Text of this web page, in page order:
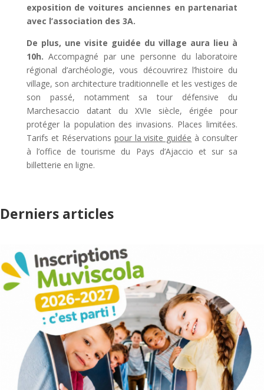
exposition de voitures anciennes en partenariat
avec l’association des 3A.
De plus, une visite guidée du village aura lieu à
10h. Accompagné par une personne du laboratoire
régional d’archéologie, vous découvrirez l’histoire du
village, son architecture traditionnelle et les vestiges de
son passé, notamment sa tour défensive du
Marchesaccio datant du XVIe siècle, érigée pour
protéger la population des invasions. Places limitées.
Tarifs et Réservations pour la visite guidée à consulter
à l’office de tourisme du Pays d’Ajaccio et sur sa
billetterie en ligne.
Derniers articles